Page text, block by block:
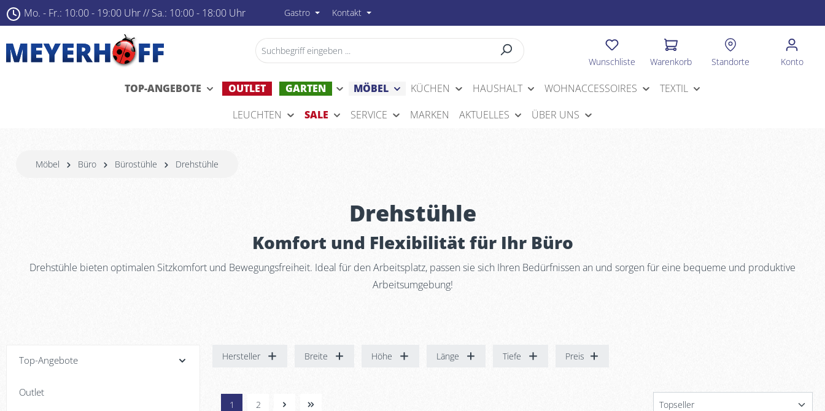
Mo. - Fr.: 10:00 - 19:00 Uhr ­// Sa.: 10:00 - 18:00 Uhr Gastro Kontakt
Wunschliste Warenkorb Standorte Konto
TOP-ANGEBOTE OUTLET GARTEN MÖBEL KÜCHEN HAUSHALT WOHNACCESSOIRES
TEXTIL
LEUCHTEN
SALE SERVICE MARKEN AKTUELLES ÜBER UNS
Möbel Büro Bürostühle Drehstühle
Drehstühle
Komfort und Flexibilität für Ihr Büro
Drehstühle bieten optimalen Sitzkomfort und Bewegungsfreiheit. Ideal für den Arbeitsplatz, passen sie sich Ihren Bedürfnissen an und sorgen für eine bequeme und produktive
Arbeitsumgebung!
Top-Angebote
Outlet
Hersteller Breite Höhe Länge Tiefe Preis
1 2